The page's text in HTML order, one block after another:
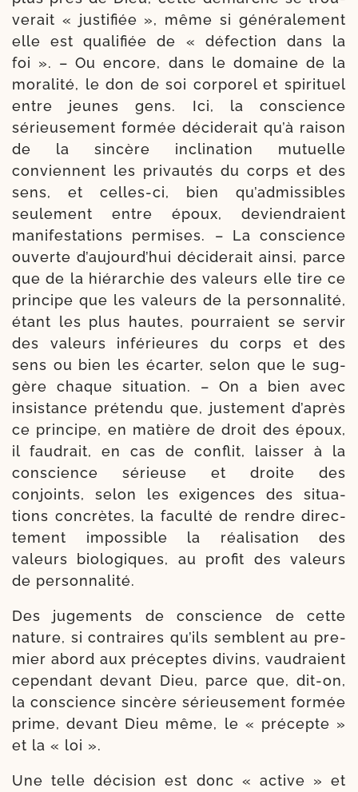
ve­rait « jus­ti­fiée », même si géné­ra­le­ment
elle est qua­li­fiée de « défec­tion dans la
foi ». – Ou encore, dans le domaine de la
mora­li­té, le don de soi cor­po­rel et spi­ri­tuel
entre jeunes gens. Ici, la conscience
sérieu­se­ment for­mée déci­de­rait qu’à rai­son
de la sin­cère incli­na­tion mutuelle
conviennent les pri­vau­tés du corps et des
sens, et celles-​ci, bien qu’ad­mis­sibles
seule­ment entre époux, devien­draient
manifesta­tions per­mises. – La conscience
ouverte d’au­jourd’­hui déci­de­rait ain­si, parce
que de la hié­rar­chie des valeurs elle tire ce
prin­cipe que les valeurs de la per­son­na­li­té,
étant les plus hautes, pour­raient se ser­vir
des valeurs infé­rieures du corps et des
sens ou bien les écar­ter, selon que le sug­
gère chaque situa­tion. – On a bien avec
insis­tance pré­ten­du que, jus­te­ment d’a­près
ce prin­cipe, en matière de droit des époux,
il fau­drait, en cas de conflit, lais­ser à la
conscience sérieuse et droite des
conjoints, selon les exi­gences des situa­
tions concrètes, la facul­té de rendre direc­
tement impos­sible la réa­li­sa­tion des
valeurs bio­lo­giques, au pro­fit des valeurs
de personnalité.
Des juge­ments de conscience de cette
nature, si contraires qu’ils semblent au pre­
mier abord aux pré­ceptes divins, vau­draient
cepen­dant devant Dieu, parce que, dit-​on,
la conscience sin­cère sérieu­se­ment for­mée
prime, devant Dieu même, le « pré­cepte »
et la « loi ».
Une telle déci­sion est donc « active » et